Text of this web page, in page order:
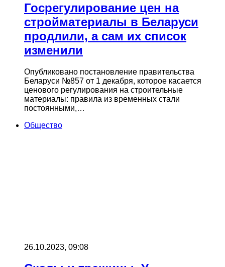
Госрегулирование цен на
стройматериалы в Беларуси
продлили, а сам их список
изменили
Опубликовано постановление правительства
Беларуси №857 от 1 декабря, которое касается
ценового регулирования на строительные
материалы: правила из временных стали
постоянными,…
Общество
26.10.2023, 09:08